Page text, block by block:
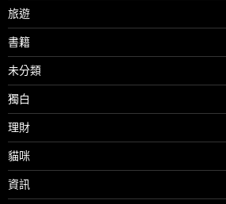
旅遊
書籍
未分類
獨白
理財
貓咪
資訊